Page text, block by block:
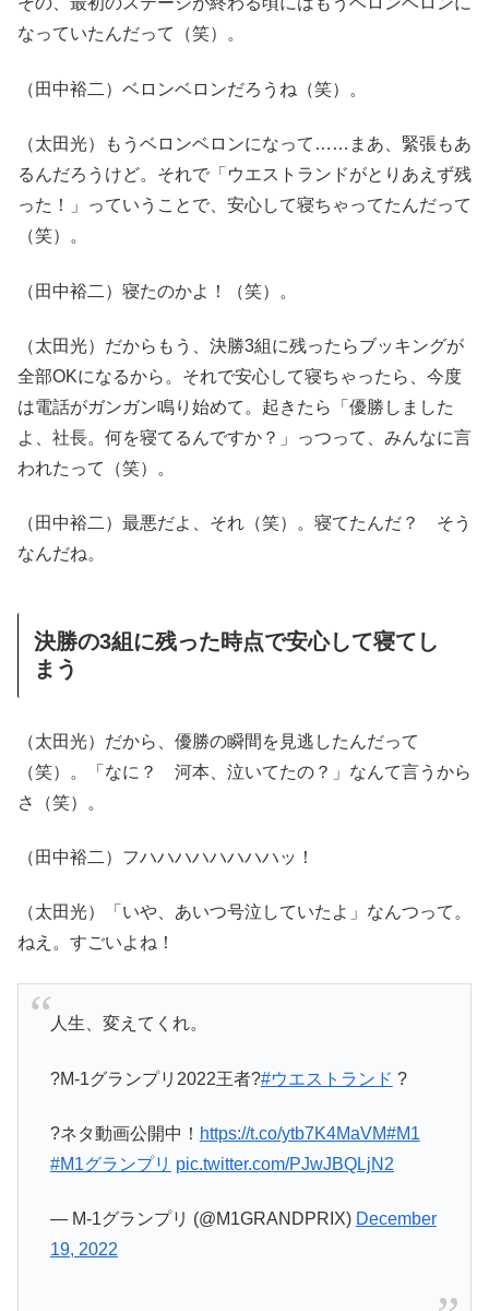
なっていたんだって（笑）。
（田中裕二）ベロンベロンだろうね（笑）。
（太田光）もうベロンベロンになって……まあ、緊張もあ
るんだろうけど。それで「ウエストランドがとりあえず残
った！」っていうことで、安心して寝ちゃってたんだって
（笑）。
（田中裕二）寝たのかよ！（笑）。
（太田光）だからもう、決勝3組に残ったらブッキングが
全部OKになるから。それで安心して寝ちゃったら、今度
は電話がガンガン鳴り始めて。起きたら「優勝しました
よ、社長。何を寝てるんですか？」っつって、みんなに言
われたって（笑）。
（田中裕二）最悪だよ、それ（笑）。寝てたんだ？ そう
なんだね。
決勝の3組に残った時点で安心して寝てし
まう
（太田光）だから、優勝の瞬間を見逃したんだって
（笑）。「なに？ 河本、泣いてたの？」なんて言うから
さ（笑）。
（田中裕二）フハハハハハハハハッ！
（太田光）「いや、あいつ号泣していたよ」なんつって。
ねえ。すごいよね！
人生、変えてくれ。
?M-1グランプリ2022王者?#ウエストランド ?
?ネタ動画公開中！ https://t.co/ytb7K4MaVM#M1
#M1グランプリ pic.twitter.com/PJwJBQLjN2
— M-1グランプリ (@M1GRANDPRIX) December
19, 2022